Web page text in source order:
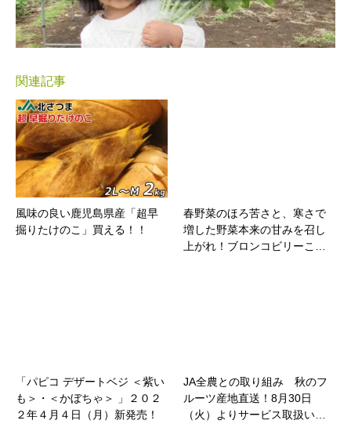
関連記事
風味の良い鹿児島県産「超早
掘りたけのこ」買える！！
春野菜のほろ苦さと、寒さで
増した野菜本来の甘みを召し
上がれ！ブロンコビリーこ…
「パピコ デザートベジ ＜紫い
も＞・＜かぼちゃ＞ 」２０２
２年４月４日（月）新発売！
JA全農との取り組み 秋のフ
ルーツ産地直送！8月30日
（火）よりサービス取扱い…